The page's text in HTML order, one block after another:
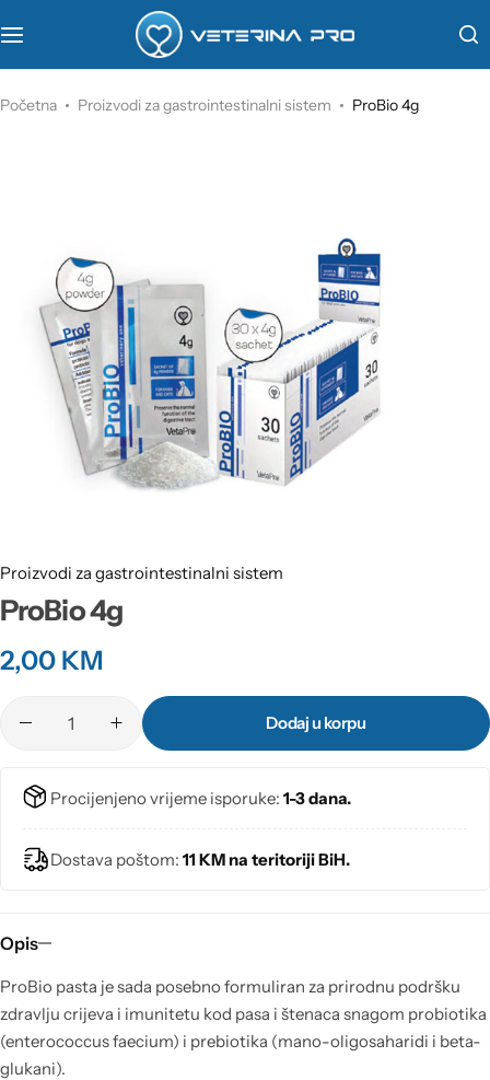
Početna Proizvodi za gastrointestinalni sistem ProBio 4g
Proizvodi za gastrointestinalni sistem
ProBio 4g
2,00 KM
Dodaj u korpu
Procijenjeno vrijeme isporuke: 1-3 dana.
Dostava poštom: 11 KM na teritoriji BiH.
Opis
ProBio pasta je sada posebno formuliran za prirodnu podršku
zdravlju crijeva i imunitetu kod pasa i štenaca snagom probiotika
(enterococcus faecium) i prebiotika (mano-oligosaharidi i beta-
glukani).
Farmina